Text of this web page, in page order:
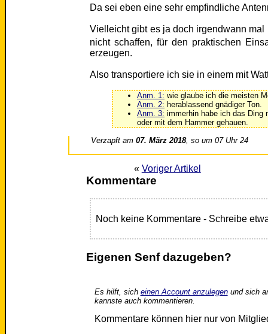
Da sei eben eine sehr empfindliche
Vielleicht gibt es ja doch irgendwann
nicht schaffen, für den praktischen
erzeugen.
Also transportiere ich sie in einem mit
Anm. 1: wie glaube ich die meisten
Anm. 2: herablassend gnädiger Ton.
Anm. 3: immerhin habe ich das Ding
oder mit dem Hammer gehauen.
Verzapft am07. März 2018, so um 07 Uhr 24
« Voriger Artikel
Kommentare
Noch keine Kommentare - Schreibe
Eigenen Senf dazugeben?
Es hilft, sich einen Account anzulegenund sich
kannste auch kommentieren.
Kommentare können hier nur von